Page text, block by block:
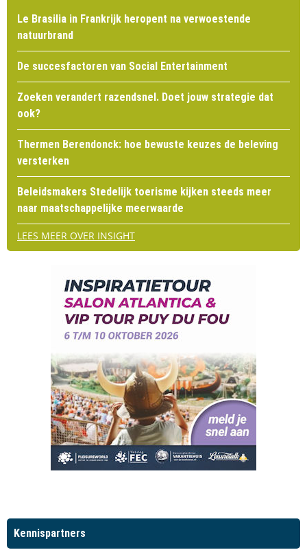
Le Brasilia in Frankrijk heropent na verwoestende
natuurbrand
De succesfactoren van Social Entertainment
Zoeken verandert razendsnel. Doet jouw strategie dat
ook?
Thermen Berendonck: hoe bewuste keuzes de beleving
versterken
Beleidsmakers Stedelijk toerisme kijken steeds meer
naar maatschappelijke meerwaarde
LEES MEER OVER INSIGHT
Kennispartners